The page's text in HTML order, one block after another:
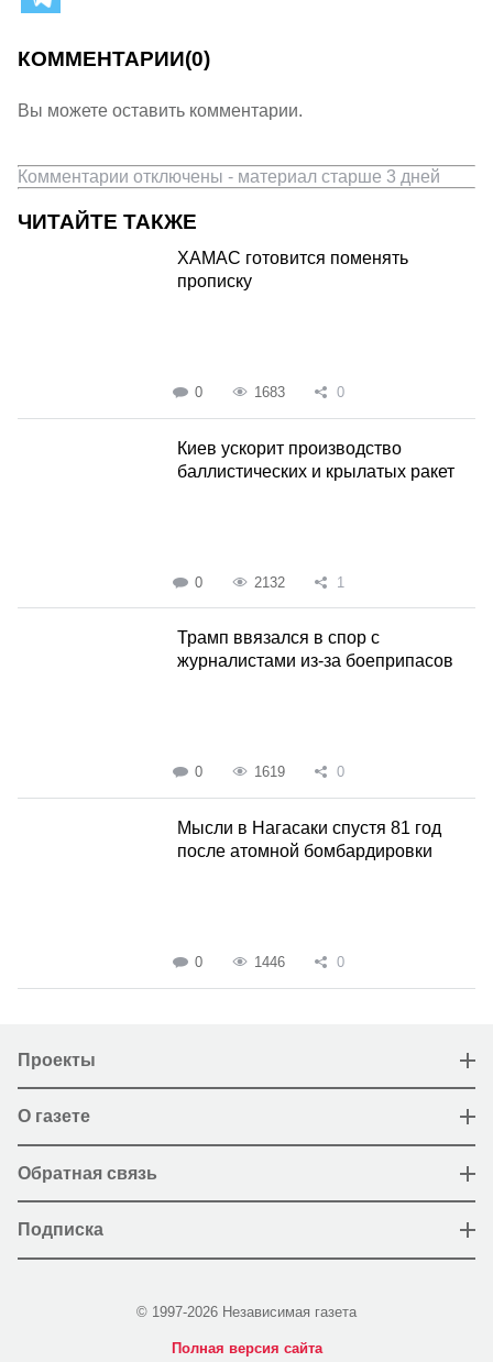
КОММЕНТАРИИ(0)
Вы можете оставить комментарии.
Комментарии отключены - материал старше 3 дней
ЧИТАЙТЕ ТАКЖЕ
ХАМАС готовится поменять
прописку
0 1683 0
Киев ускорит производство
баллистических и крылатых ракет
0 2132 1
Трамп ввязался в спор с
журналистами из-за боеприпасов
0 1619 0
Мысли в Нагасаки спустя 81 год
после атомной бомбардировки
0 1446 0
Проекты
О газете
Обратная связь
Подписка
© 1997-2026 Независимая газета
Полная версия сайта